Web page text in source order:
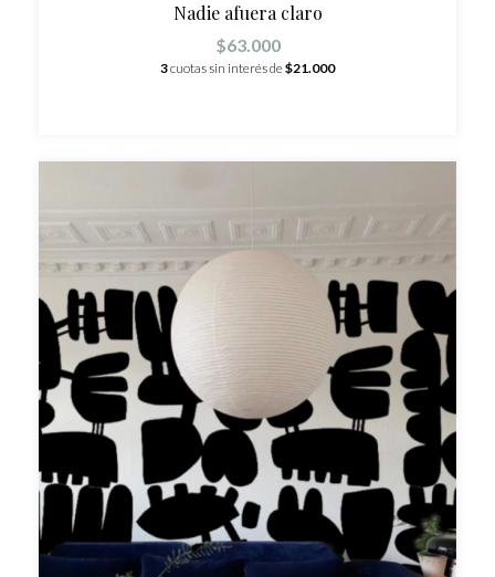
Nadie afuera claro
$63.000
3cuotas sin interés de$21.000